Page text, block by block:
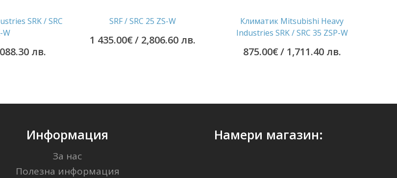
SRK / SRC
W
лв.
SRF / SRC 25 ZS-W
1 435.00€/ 2,806.60 лв.
Климатик Mitsubishi Heavy
Industries SRK / SRC 35 ZSP-W
875.00€/ 1,711.40 лв.
Информация
За нас
Полезна информация
Намери магазин: